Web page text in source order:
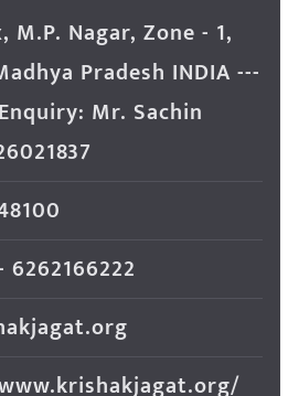
M.P. Nagar, Zone - 1,
Pradesh INDIA ---
Mr. Sachin